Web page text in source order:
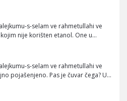
s-selam ve rahmetullahi ve
nije korišten etanol. One u…
s-selam ve rahmetullahi ve
pojašenjeno. Pas je čuvar čega? U…